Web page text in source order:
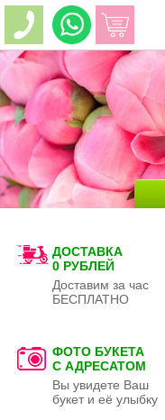
ДОСТАВКА
0 РУБЛЕЙ
Доставим за час
БЕСПЛАТНО
ФОТО БУКЕТА
С АДРЕСАТОМ
Вы увидете Ваш
букет и её улыбку